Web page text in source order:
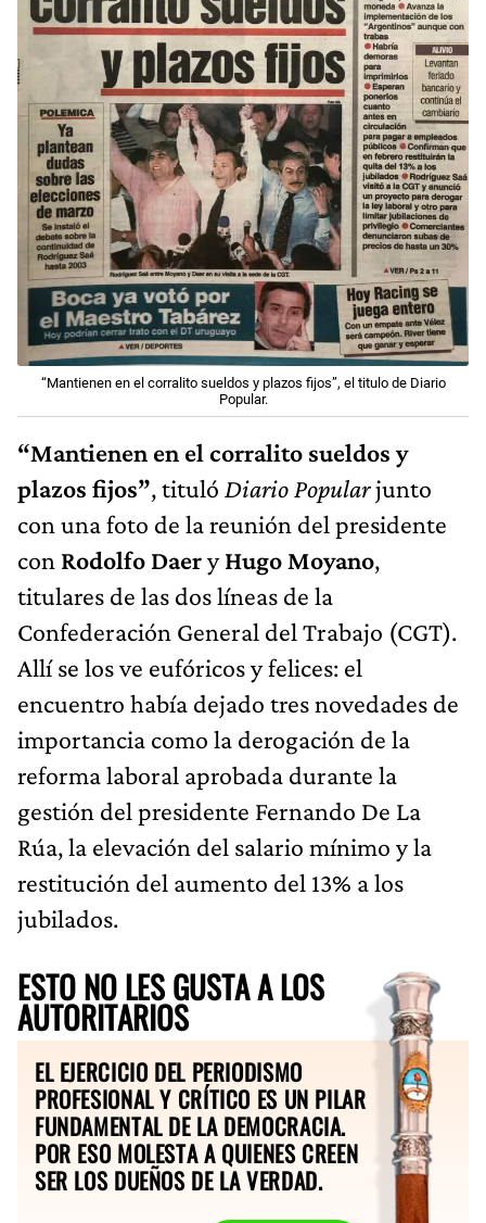
“Mantienen en el corralito sueldos y plazos fijos”, el titulo de Diario
Popular.
“Mantienen en el corralito sueldos y
plazos fijos”, tituló Diario Popularjunto
con una foto de la reunión del presidente
con Rodolfo DaeryHugo Moyano,
titulares de las dos líneas de la
Confederación General del Trabajo (CGT).
Allí se los ve eufóricos y felices: el
encuentro había dejado tres novedades de
importancia como la derogación de la
reforma laboral aprobada durante la
gestión del presidente Fernando De La
Rúa, la elevación del salario mínimo y la
restitución del aumento del 13% a los
jubilados.
ESTO NO LES GUSTA A LOS
AUTORITARIOS
EL EJERCICIO DEL PERIODISMO
PROFESIONAL Y CRÍTICO ES UN PILAR
FUNDAMENTAL DE LA DEMOCRACIA.
POR ESO MOLESTA A QUIENES CREEN
SER LOS DUEÑOS DE LA VERDAD.